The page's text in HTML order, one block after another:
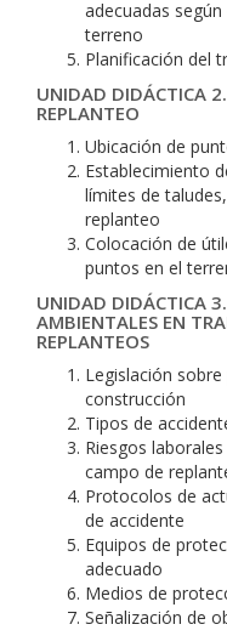
adecuadas
terreno
Planificación del
UNIDAD DIDÁCTICA 2.
REPLANTEO
Ubicación de
Establecimiento
límites de
replanteo
Colocación de
puntos en el
UNIDAD DIDÁCTICA
AMBIENTALES EN
REPLANTEOS
Legislación
construcción
Tipos de
Riesgos
campo de
Protocolos de
de accidente
Equipos de
adecuado
Medios de
Señalización de